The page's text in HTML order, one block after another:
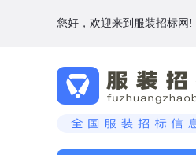
您好，欢迎来到服装招标网!